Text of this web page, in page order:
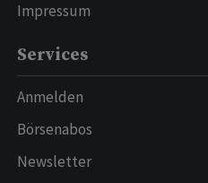
Impressum
Services
Anmelden
Börsenabos
Newsletter